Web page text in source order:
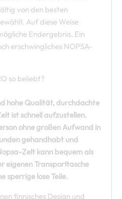
von den besten
Auf diese Weise
Endergebnis. Ein
erschwingliches NOPSA-
so beliebt?
hohe Qualität, durchdachte
ist schnell aufzustellen.
ohne großen Aufwand in
gehandhabt und
Zelt kann bequem als
eigenen Transporttasche
sperrige lose Teile.
finnisches Design und